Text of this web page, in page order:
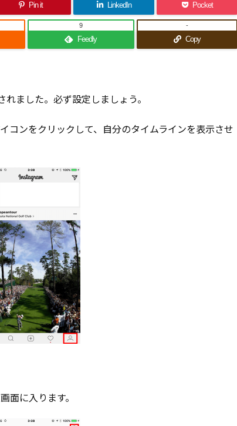
Pin it LinkedIn Pocket
Feedly
9
Copy
-
ました。必ず設定しましょう。
コンをクリックして、自分のタイムラインを表示させ
面に入ります。